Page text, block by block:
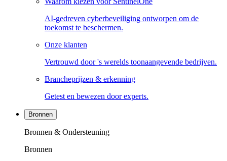
AI-gedreven cyberbeveiliging ontworpen om de
toekomst te beschermen.
Onze klanten
Vertrouwd door 's werelds toonaangevende bedrijven.
Brancheprijzen & erkenning
Getest en bewezen door experts.
Bronnen
Bronnen & Ondersteuning
Bronnen